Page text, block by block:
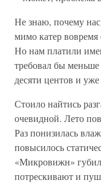
Не знаю, почему
мимо катер
Но нам платили
требовал бы меньше
десяти центов и
Стоило найтись
очевидной. Лето
Раз понизилась
повысилось
«Микровижн»
потрескивают и